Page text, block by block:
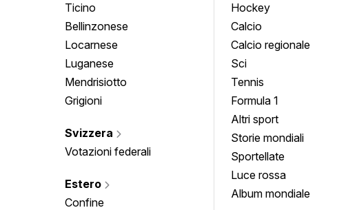
Ticino
Bellinzonese
Locarnese
Luganese
Mendrisiotto
Grigioni
Svizzera
Votazioni federali
Estero
Confine
Hockey
Calcio
Calcio regionale
Sci
Tennis
Formula 1
Altri sport
Storie mondiali
Sportellate
Luce rossa
Album mondiale